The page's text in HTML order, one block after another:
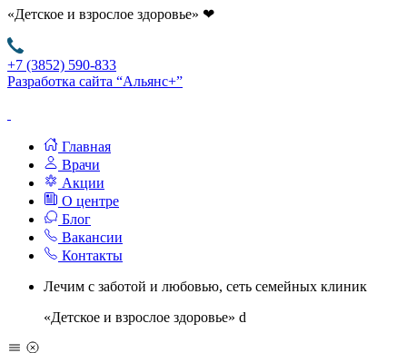
«Детское и взрослое здоровье» ❤
+7 (3852) 590-833
Разработка сайта “Альянс+”
Главная
Врачи
Акции
О центре
Блог
Вакансии
Контакты
Лечим с заботой и любовью, сеть семейных клиник
«Детское и взрослое здоровье» d